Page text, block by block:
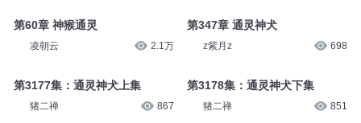
第60章 神猴通灵
凌朝云 2.1万
第3177集：通灵神犬上集
猪二禅 867
第347章 通灵神犬
z紫月z 698
第3178集：通灵神犬下集
猪二禅 851